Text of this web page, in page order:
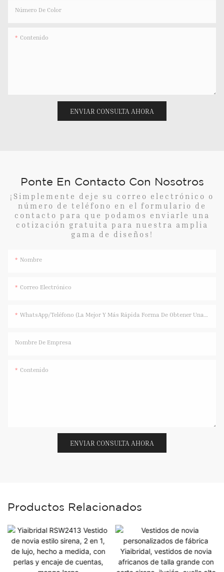
Número De Color
Contenido
ENVIAR CONSULTA AHORA
Ponte En Contacto Con Nosotros
¡Simplemente deje su correo electrónico o
número de teléfono en el formulario de
contacto para que podamos enviarle una
cotización gratuita para nuestra amplia
gama de diseños!
Nombre
Correo Electrónico
WhatsApp/Teléfono (La Mejor Y Más Rápida Forma De Obtener Una Respuesta)
Nombre De Empresa
Contenido
ENVIAR CONSULTA AHORA
Productos Relacionados